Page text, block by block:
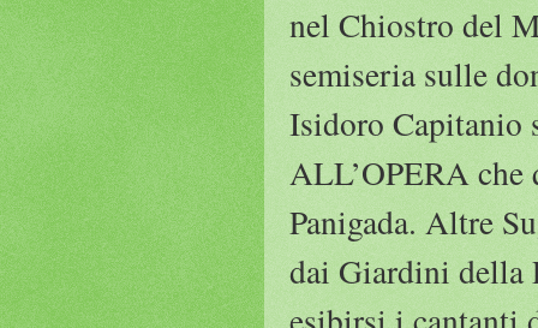
nel Chiostro del
semiseria sulle
Isidoro Capitanio
ALL’OPERA che
Panigada. Altre
dai Giardini della